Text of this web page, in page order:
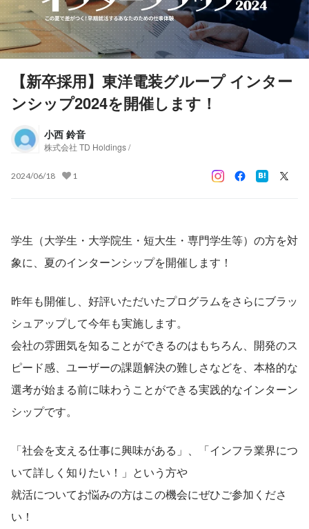
【新卒採用】東洋電装グループ インター
ンシップ2024を開催します！
小西 鈴音
株式会社 TD Holdings /
2024/06/18 1
学生（大学生・大学院生・短大生・専門学生等）の方を対
象に、夏のインターンシップを開催します！
昨年も開催し、好評いただいたプログラムをさらにブラッ
シュアップして今年も実施します。
会社の雰囲気を知ることができるのはもちろん、開発のス
ピード感、ユーザーの課題解決の難しさなどを、本格的な
選考が始まる前に味わうことができる実践的なインターン
シップです。
「社会を支える仕事に興味がある」、「インフラ業界につ
いて詳しく知りたい！」という方や
就活についてお悩みの方はこの機会にぜひご参加くださ
い！